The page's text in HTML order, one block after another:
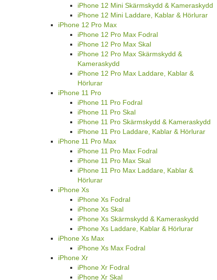
iPhone 12 Mini Skärmskydd & Kameraskydd
iPhone 12 Mini Laddare, Kablar & Hörlurar
iPhone 12 Pro Max
iPhone 12 Pro Max Fodral
iPhone 12 Pro Max Skal
iPhone 12 Pro Max Skärmskydd &
Kameraskydd
iPhone 12 Pro Max Laddare, Kablar &
Hörlurar
iPhone 11 Pro
iPhone 11 Pro Fodral
iPhone 11 Pro Skal
iPhone 11 Pro Skärmskydd & Kameraskydd
iPhone 11 Pro Laddare, Kablar & Hörlurar
iPhone 11 Pro Max
iPhone 11 Pro Max Fodral
iPhone 11 Pro Max Skal
iPhone 11 Pro Max Laddare, Kablar &
Hörlurar
iPhone Xs
iPhone Xs Fodral
iPhone Xs Skal
iPhone Xs Skärmskydd & Kameraskydd
iPhone Xs Laddare, Kablar & Hörlurar
iPhone Xs Max
iPhone Xs Max Fodral
iPhone Xr
iPhone Xr Fodral
iPhone Xr Skal